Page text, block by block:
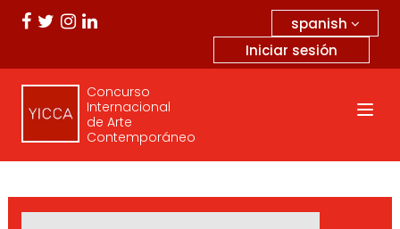
spanish
Iniciar sesión
Concurso
Internacional
de Arte
Contemporáneo